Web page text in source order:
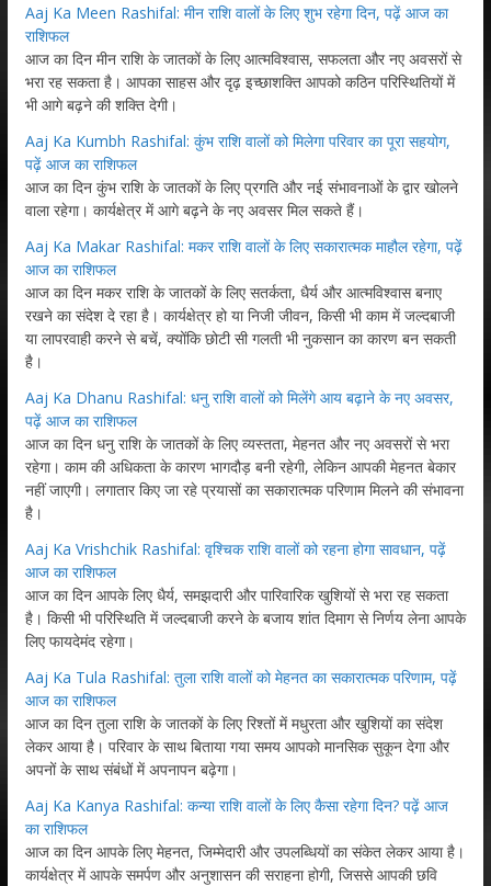
Aaj Ka Meen Rashifal: मीन राशि वालों के लिए शुभ रहेगा दिन, पढ़ें आज का
राशिफल
आज का दिन मीन राशि के जातकों के लिए आत्मविश्वास, सफलता और नए अवसरों से
भरा रह सकता है। आपका साहस और दृढ़ इच्छाशक्ति आपको कठिन परिस्थितियों में
भी आगे बढ़ने की शक्ति देगी।
Aaj Ka Kumbh Rashifal: कुंभ राशि वालों को मिलेगा परिवार का पूरा सहयोग,
पढ़ें आज का राशिफल
आज का दिन कुंभ राशि के जातकों के लिए प्रगति और नई संभावनाओं के द्वार खोलने
वाला रहेगा। कार्यक्षेत्र में आगे बढ़ने के नए अवसर मिल सकते हैं।
Aaj Ka Makar Rashifal: मकर राशि वालों के लिए सकारात्मक माहौल रहेगा, पढ़ें
आज का राशिफल
आज का दिन मकर राशि के जातकों के लिए सतर्कता, धैर्य और आत्मविश्वास बनाए
रखने का संदेश दे रहा है। कार्यक्षेत्र हो या निजी जीवन, किसी भी काम में जल्दबाजी
या लापरवाही करने से बचें, क्योंकि छोटी सी गलती भी नुकसान का कारण बन सकती
है।
Aaj Ka Dhanu Rashifal: धनु राशि वालों को मिलेंगे आय बढ़ाने के नए अवसर,
पढ़ें आज का राशिफल
आज का दिन धनु राशि के जातकों के लिए व्यस्तता, मेहनत और नए अवसरों से भरा
रहेगा। काम की अधिकता के कारण भागदौड़ बनी रहेगी, लेकिन आपकी मेहनत बेकार
नहीं जाएगी। लगातार किए जा रहे प्रयासों का सकारात्मक परिणाम मिलने की संभावना
है।
Aaj Ka Vrishchik Rashifal: वृश्चिक राशि वालों को रहना होगा सावधान, पढ़ें
आज का राशिफल
आज का दिन आपके लिए धैर्य, समझदारी और पारिवारिक खुशियों से भरा रह सकता
है। किसी भी परिस्थिति में जल्दबाजी करने के बजाय शांत दिमाग से निर्णय लेना आपके
लिए फायदेमंद रहेगा।
Aaj Ka Tula Rashifal: तुला राशि वालों को मेहनत का सकारात्मक परिणाम, पढ़ें
आज का राशिफल
आज का दिन तुला राशि के जातकों के लिए रिश्तों में मधुरता और खुशियों का संदेश
लेकर आया है। परिवार के साथ बिताया गया समय आपको मानसिक सुकून देगा और
अपनों के साथ संबंधों में अपनापन बढ़ेगा।
Aaj Ka Kanya Rashifal: कन्या राशि वालों के लिए कैसा रहेगा दिन? पढ़ें आज
का राशिफल
आज का दिन आपके लिए मेहनत, जिम्मेदारी और उपलब्धियों का संकेत लेकर आया है।
कार्यक्षेत्र में आपके समर्पण और अनुशासन की सराहना होगी, जिससे आपकी छवि